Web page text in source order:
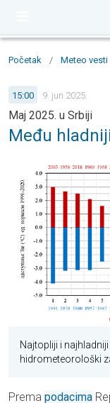
Početak / Meteo vesti
15:00 9. jun 2025.
Maj 2025. u Srbiji
Među
Najtopliji i
hidrometeorološki
Prema podacima